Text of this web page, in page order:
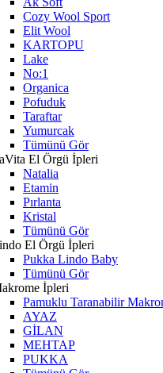
Cozy Wool Sport
Elit Wool
KARTOPU
Lake
No:1
Organica
Pofuduk
Taraftar
Yumurcak
Tümünü Gör
El Örgü İpleri
Natalia
Etamin
Pırlanta
Kristal
Tümünü Gör
El Örgü İpleri
Pukka Lindo Baby
Tümünü Gör
İpleri
Pamuklu Taranabilir
AYAZ
GİLAN
MEHTAP
PUKKA